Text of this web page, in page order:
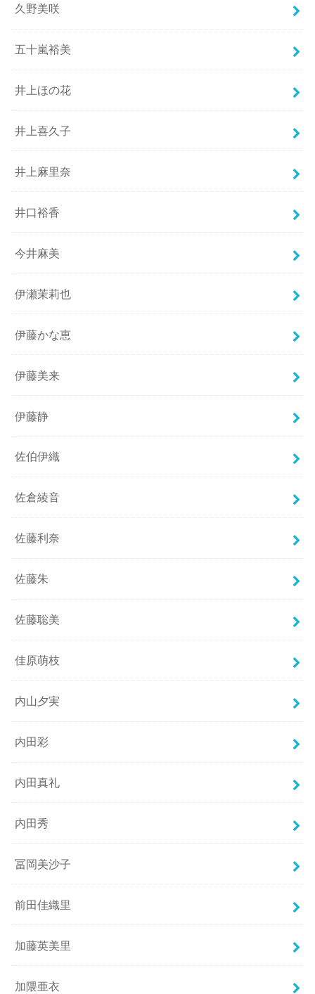
久野美咲
五十嵐裕美
井上ほの花
井上喜久子
井上麻里奈
井口裕香
今井麻美
伊瀬茉莉也
伊藤かな恵
伊藤美来
伊藤静
佐伯伊織
佐倉綾音
佐藤利奈
佐藤朱
佐藤聡美
佳原萌枝
内山夕実
内田彩
内田真礼
内田秀
冨岡美沙子
前田佳織里
加藤英美里
加隈亜衣